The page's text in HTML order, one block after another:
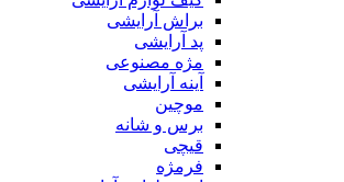
براش آرایشی
پد آرایشی
مژه مصنوعی
آینه آرایشی
موچین
برس و شانه
قیچی
فرمژه